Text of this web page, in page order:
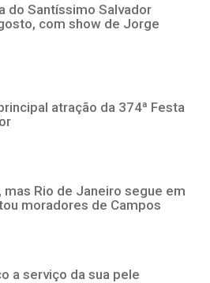
do Santíssimo Salvador
com show de Jorge
atração da 374ª Festa
Rio de Janeiro segue em
moradores de Campos
a serviço da sua pele